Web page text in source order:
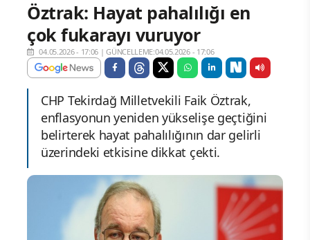
Öztrak: Hayat pahalılığı en
çok fukarayı vuruyor
04.05.2026 - 17:06 |GÜNCELLEME:04.05.2026 - 17:06
CHP Tekirdağ Milletvekili Faik Öztrak,
enflasyonun yeniden yükselişe geçtiğini
belirterek hayat pahalılığının dar gelirli
üzerindeki etkisine dikkat çekti.